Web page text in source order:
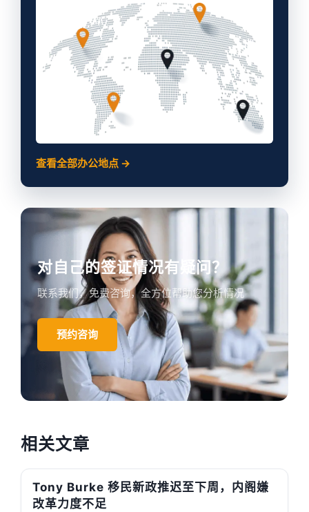
查看全部办公地点 →
对自己的签证情况有疑问？
联系我们，免费咨询，全方位帮助您分析情况
预约咨询
相关文章
Tony Burke 移民新政推迟至下周，内阁嫌
改革力度不足